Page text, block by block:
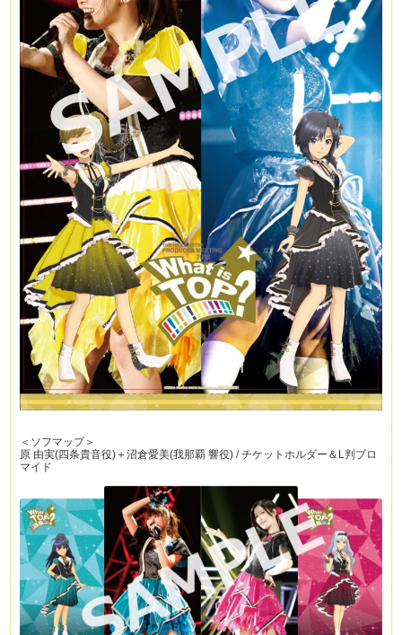
＜ソフマップ＞
原 由実(四条貴音役)＋沼倉愛美(我那覇 響役) / チケットホルダー＆L判ブロ
マイド